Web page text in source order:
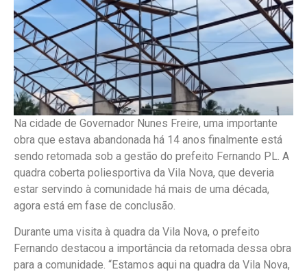
Na cidade de Governador Nunes Freire, uma importante
obra que estava abandonada há 14 anos finalmente está
sendo retomada sob a gestão do prefeito Fernando PL. A
quadra coberta poliesportiva da Vila Nova, que deveria
estar servindo à comunidade há mais de uma década,
agora está em fase de conclusão.
Durante uma visita à quadra da Vila Nova, o prefeito
Fernando destacou a importância da retomada dessa obra
para a comunidade. “Estamos aqui na quadra da Vila Nova,